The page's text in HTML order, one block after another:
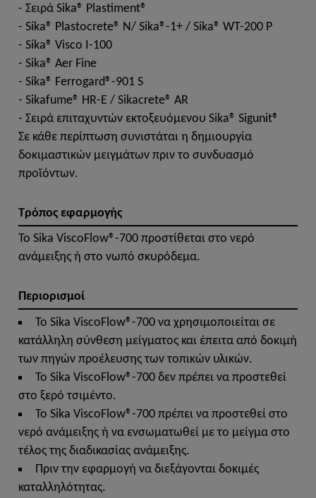
- Σειρά Sika® Plastiment®
- Sika® Plastocrete® N/ Sika®-1+ / Sika® WT-200 P
- Sika® Visco I-100
- Sika® Aer Fine
- Sika® Ferrogard®-901 S
- Sikafume® ΗR-E / Sikacrete® AR
- Σειρά επιταχυντών εκτοξευόμενου Sika® Sigunit®
Σε κάθε περίπτωση συνιστάται η δημιουργία
δοκιμαστικών μειγμάτων πριν το συνδυασμό
προϊόντων.
Τρόπος εφαρμογής
Το Sika ViscoFlow®-700 προστίθεται στο νερό
ανάμειξης ή στο νωπό σκυρόδεμα.
Περιορισμοί
Το Sika ViscoFlow®-700 να χρησιμοποιείται σε
κατάλληλη σύνθεση μείγματος και έπειτα από δοκιμή
των πηγών προέλευσης των τοπικών υλικών.
Το Sika ViscoFlow®-700 δεν πρέπει να προστεθεί
στο ξερό τσιμέντο.
Το Sika ViscoFlow®-700 πρέπει να προστεθεί στο
νερό ανάμειξης ή να ενσωματωθεί με το μείγμα στο
τέλος της διαδικασίας ανάμειξης.
Πριν την εφαρμογή να διεξάγονται δοκιμές
καταλληλότητας.